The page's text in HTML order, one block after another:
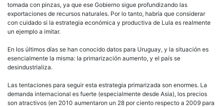
tomada con pinzas, ya que ese Gobierno sigue profundizando las
exportaciones de recursos naturales. Por lo tanto, habría que considerar
con cuidado si la estrategia económica y productiva de Lula es realmente
un ejemplo a imitar.
En los últimos días se han conocido datos para Uruguay, y la situación es
esencialmente la misma: la primarización aumento, y el país se
desindustrializa.
Las tentaciones para seguir esta estrategia primarizada son enormes. La
demanda internacional es fuerte (especialmente desde Asia), los precios
son atractivos (en 2010 aumentaron un 28 por ciento respecto a 2009 para